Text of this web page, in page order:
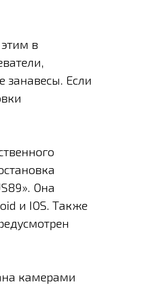
в
занавесы. Если
Она
и IOS. Также
камерами